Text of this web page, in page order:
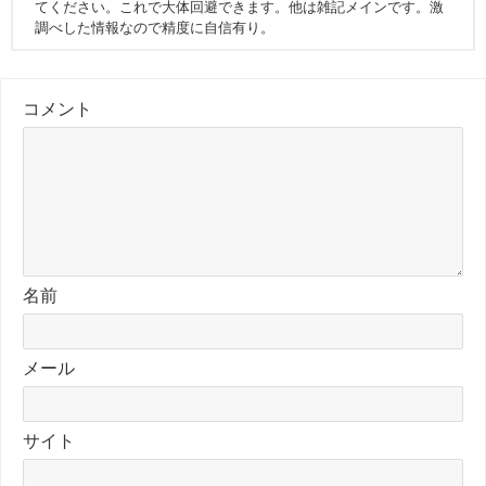
てください。これで大体回避できます。他は雑記メインです。激
調べした情報なので精度に自信有り。
コメント
名前
メール
サイト